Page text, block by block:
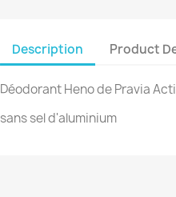
Description Product
Déodorant Heno de Pravia
sans sel d'aluminium